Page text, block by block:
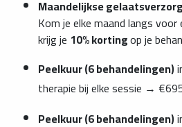
Maandelijkse
Kom je elke maand langs voor
krijg je 10% kortingop je
Peelkuur (6 behandelingen)
therapie bij elke sessie →
Peelkuur (6 behandelingen)